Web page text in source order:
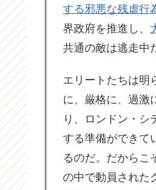
する邪悪な残虐行
界政府を推進し、
共通の敵は逃走中
エリートたちは明
に、厳格に、過激
り、ロンドン・シ
する準備ができて
るのだ。だからこ
の中で動員された